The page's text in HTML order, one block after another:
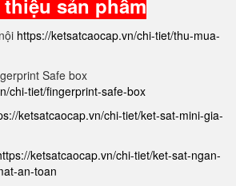
sản phẩm
https://ketsatcaocap.vn/chi-tiet/thu-mua-
Safe box
chi-tiet/fingerprint-safe-box
ketsatcaocap.vn/chi-tiet/ket-sat-mini-gia-
ketsatcaocap.vn/chi-tiet/ket-sat-ngan-
an-toan